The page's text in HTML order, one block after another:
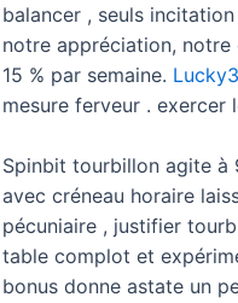
balancer , seuls
notre appréciation, notre
15 % par semaine.
mesure ferveur . exercer
Spinbit tourbillon agite à
avec créneau horaire
pécuniaire , justifier
table complot et
bonus donne astate un